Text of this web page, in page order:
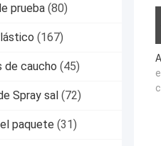
prueba (80)
(167)
de caucho (45)
Spray sal (72)
paquete (31)